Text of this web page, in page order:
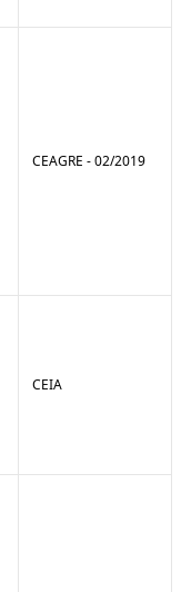
CEAGRE - 02/2019
CEIA